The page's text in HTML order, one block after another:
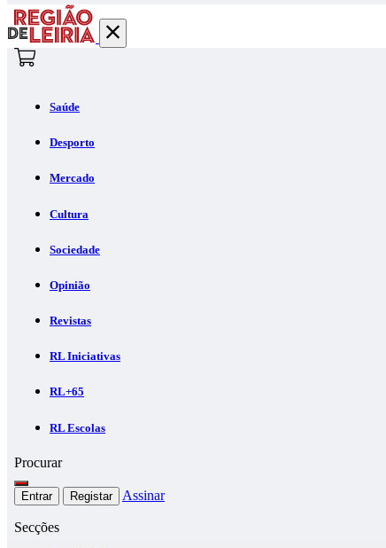
Saúde
Desporto
Mercado
Cultura
Sociedade
Opinião
Revistas
RL Iniciativas
RL+65
RL Escolas
Procurar
Entrar Registar Assinar
Secções